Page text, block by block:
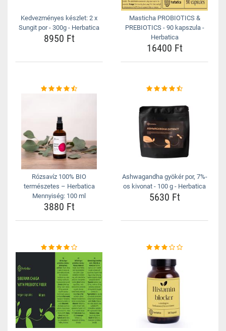
Kedvezményes készlet: 2 x
Sungit por - 300g - Herbatica
8950 Ft
Masticha PROBIOTICS &
PREBIOTICS - 90 kapszula -
Herbatica
16400 Ft
Rózsavíz 100% BIO
természetes – Herbatica
Mennyiség: 100 ml
3880 Ft
Ashwagandha gyökér por, 7%-
os kivonat - 100 g - Herbatica
5630 Ft